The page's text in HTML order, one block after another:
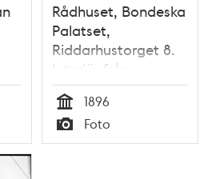
Rådhuset, Bondeska
Palatset,
Riddarhustorget 8.
Interiör från
magistratens
sessionssal, södra
delen
Tid
1896
Typ
Foto